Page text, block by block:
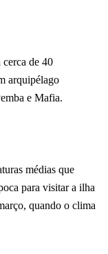
de 40
arquipélago
e Mafia.
médias que
para visitar a ilha
quando o clima